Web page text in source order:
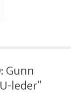
Gunn
leder”